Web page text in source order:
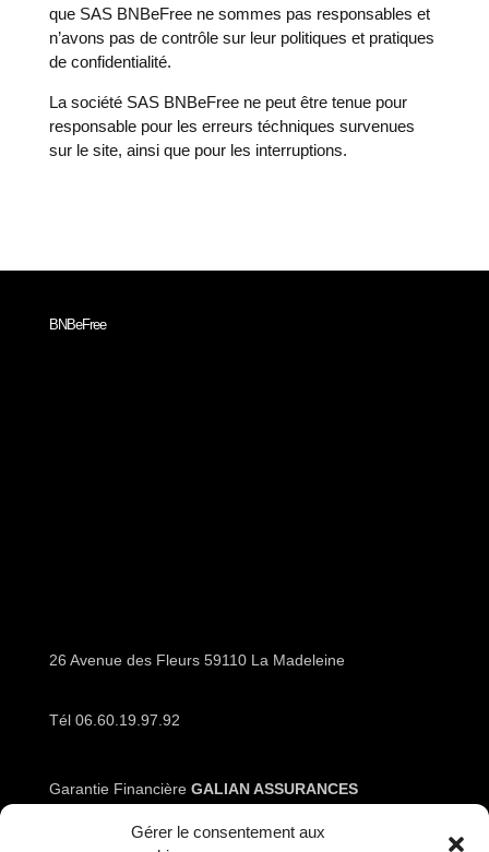
Gérer le consentement aux
que SAS BNBeFree ne sommes pas responsables et
n’avons pas de contrôle sur leur politiques et pratiques
de confidentialité.
La société SAS BNBeFree ne peut être tenue pour
responsable pour les erreurs téchniques survenues
sur le site, ainsi que pour les interruptions.
BNBeFree
26 Avenue des Fleurs 59110 La Madeleine
Tél 06.60.19.97.92
Garantie Financière GALIAN ASSURANCES